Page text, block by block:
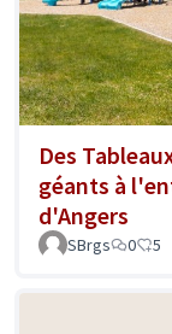
Des
géants à
d'Angers
SBrgs 0 5